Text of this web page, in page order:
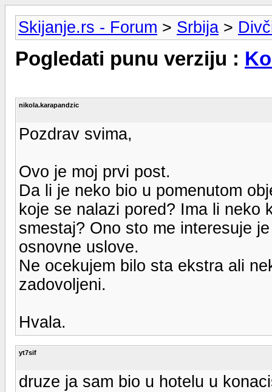
Skijanje.rs - Forum > Srbija >
Pogledati punu verziju :
nikola.karapandzic
Pozdrav svima,
Ovo je moj prvi post.
Da li je neko bio u pomenutom
koje se nalazi pored? Ima li neko
smestaj? Ono sto me interesuje
osnovne uslove.
Ne ocekujem bilo sta ekstra ali
zadovoljeni.
Hvala.
yt7sif
druze ja sam bio u hotelu u